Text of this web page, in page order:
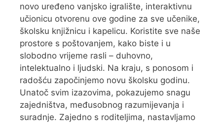
novo uređeno vanjsko igralište, interaktivnu
učionicu otvorenu ove godine za sve učenike,
školsku knjižnicu i kapelicu. Koristite sve naše
prostore s poštovanjem, kako biste i u
slobodno vrijeme rasli – duhovno,
intelektualno i ljudski. Na kraju, s ponosom i
radošću započinjemo novu školsku godinu.
Unatoč svim izazovima, pokazujemo snagu
zajedništva, međusobnog razumijevanja i
suradnje. Zajedno s roditeljima, nastavljamo